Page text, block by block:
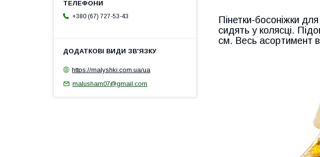
Пінетки-босоніжки
сидять у колясці.
см. Весь асортимент
+380 (67) 727-53-43
https://malyshki.com.ua/ua
malusham07@gmail.com